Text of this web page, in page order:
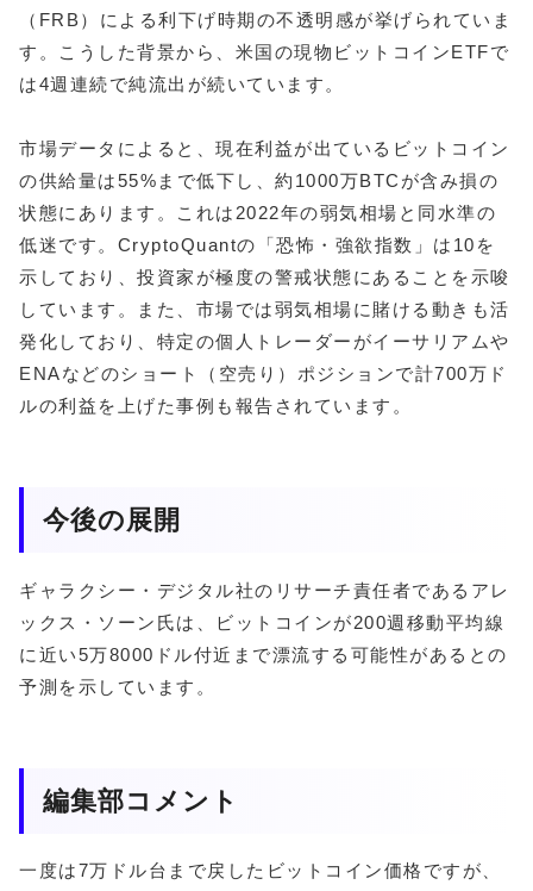
（FRB）による利下げ時期の不透明感が挙げられていま
す。こうした背景から、米国の現物ビットコインETFで
は4週連続で純流出が続いています。
市場データによると、現在利益が出ているビットコイン
の供給量は55%まで低下し、約1000万BTCが含み損の
状態にあります。これは2022年の弱気相場と同水準の
低迷です。CryptoQuantの「恐怖・強欲指数」は10を
示しており、投資家が極度の警戒状態にあることを示唆
しています。また、市場では弱気相場に賭ける動きも活
発化しており、特定の個人トレーダーがイーサリアムや
ENAなどのショート（空売り）ポジションで計700万ド
ルの利益を上げた事例も報告されています。
今後の展開
ギャラクシー・デジタル社のリサーチ責任者であるアレ
ックス・ソーン氏は、ビットコインが200週移動平均線
に近い5万8000ドル付近まで漂流する可能性があるとの
予測を示しています。
編集部コメント
一度は7万ドル台まで戻したビットコイン価格ですが、